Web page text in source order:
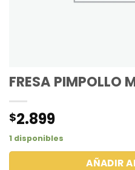
FRESA PIMPOLLO
$2.899
1 disponibles
AÑADIR